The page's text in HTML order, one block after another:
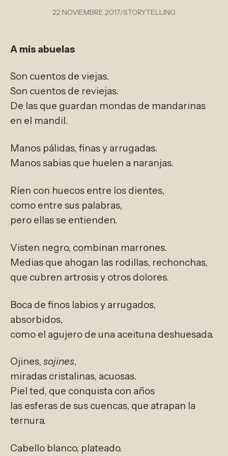
22 NOVIEMBRE 2017/STORYTELLING
A mis abuelas
Son cuentos de viejas.
Son cuentos de reviejas.
De las que guardan mondas de mandarinas
en el mandil.
Manos pálidas, finas y arrugadas.
Manos sabias que huelen a naranjas.
Ríen con huecos entre los dientes,
como entre sus palabras,
pero ellas se entienden.
Visten negro, combinan marrones.
Medias que ahogan las rodillas, rechonchas,
que cubren artrosis y otros dolores.
Boca de finos labios y arrugados,
absorbidos,
como el agujero de una aceituna deshuesada.
Ojines, sojines,
miradas cristalinas, acuosas.
Piel ted, que conquista con años
las esferas de sus cuencas, que atrapan la
ternura.
Cabello blanco, plateado.